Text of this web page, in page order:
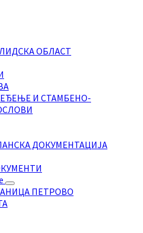
ОБЛАСТ
И СТАМБЕНО-
ДОКУМЕНТАЦИЈА
ПЕТРОВО